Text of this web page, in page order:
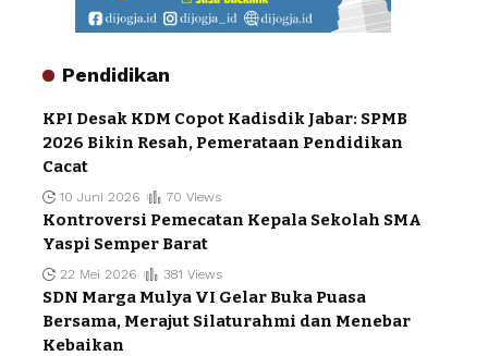
Pendidikan
KPI Desak KDM Copot Kadisdik Jabar: SPMB
2026 Bikin Resah, Pemerataan Pendidikan
Cacat
10 Juni 2026 70 Views
Kontroversi Pemecatan Kepala Sekolah SMA
Yaspi Semper Barat
22 Mei 2026 381 Views
SDN Marga Mulya VI Gelar Buka Puasa
Bersama, Merajut Silaturahmi dan Menebar
Kebaikan